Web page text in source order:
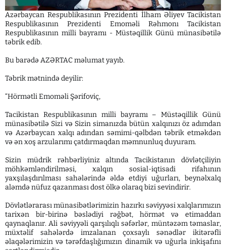
Azərbaycan Respublikasının Prezidenti İlham Əliyev Tacikistan
Respublikasının Prezidenti Emoməli Rəhmonı Tacikistan
Respublikasının milli bayramı - Müstəqillik Günü münasibətilə
təbrik edib.
Bu barədə AZƏRTAC məlumat yayıb.
Təbrik mətnində deyilir:
“Hörmətli Emoməli Şərifoviç,
Tacikistan Respublikasının milli bayramı – Müstəqillik Günü
münasibətilə Sizi və Sizin simanızda bütün xalqınızı öz adımdan
və Azərbaycan xalqı adından səmimi-qəlbdən təbrik etməkdən
və ən xoş arzularımı çatdırmaqdan məmnunluq duyuram.
Sizin müdrik rəhbərliyiniz altında Tacikistanın dövlətçiliyin
möhkəmləndirilməsi, xalqın sosial-iqtisadi rifahının
yaxşılaşdırılması sahələrində əldə etdiyi uğurları, beynəlxalq
aləmdə nüfuz qazanması dost ölkə olaraq bizi sevindirir.
Dövlətlərarası münasibətlərimizin hazırkı səviyyəsi xalqlarımızın
tarixən bir-birinə bəslədiyi rəğbət, hörmət və etimaddan
qaynaqlanır. Ali səviyyəli qarşılıqlı səfərlər, müntəzəm təmaslar,
müxtəlif sahələrdə imzalanan çoxsaylı sənədlər ikitərəfli
əlaqələrimizin və tərəfdaşlığımızın dinamik və uğurla inkişafını